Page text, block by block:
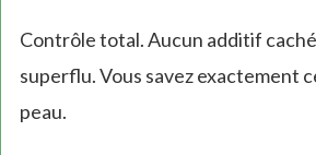
Contrôle total. Aucun additif
superflu. Vous savez exactement
peau.